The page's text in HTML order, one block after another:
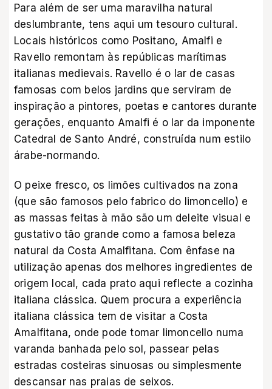
Para além de ser uma maravilha natural
deslumbrante, tens aqui um tesouro cultural.
Locais históricos como Positano, Amalfi e
Ravello remontam às repúblicas marítimas
italianas medievais. Ravello é o lar de casas
famosas com belos jardins que serviram de
inspiração a pintores, poetas e cantores durante
gerações, enquanto Amalfi é o lar da imponente
Catedral de Santo André, construída num estilo
árabe-normando.
O peixe fresco, os limões cultivados na zona
(que são famosos pelo fabrico do limoncello) e
as massas feitas à mão são um deleite visual e
gustativo tão grande como a famosa beleza
natural da Costa Amalfitana. Com ênfase na
utilização apenas dos melhores ingredientes de
origem local, cada prato aqui reflecte a cozinha
italiana clássica. Quem procura a experiência
italiana clássica tem de visitar a Costa
Amalfitana, onde pode tomar limoncello numa
varanda banhada pelo sol, passear pelas
estradas costeiras sinuosas ou simplesmente
descansar nas praias de seixos.